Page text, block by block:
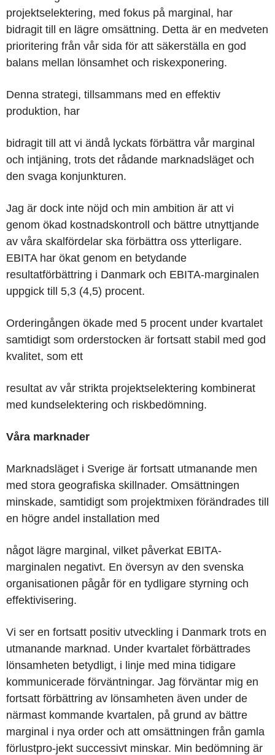
projektselektering, med fokus på marginal, har
bidragit till en lägre omsättning. Detta är en medveten
prioritering från vår sida för att säkerställa en god
balans mellan lönsamhet och riskexponering.
Denna strategi, tillsammans med en effektiv
produktion, har
bidragit till att vi ändå lyckats förbättra vår marginal
och intjäning, trots det rådande marknadsläget och
den svaga konjunkturen.
Jag är dock inte nöjd och min ambition är att vi
genom ökad kostnadskontroll och bättre utnyttjande
av våra skalfördelar ska förbättra oss ytterligare.
EBITA har ökat genom en betydande
resultatförbättring i Danmark och EBITA-marginalen
uppgick till 5,3 (4,5) procent.
Orderingången ökade med 5 procent under kvartalet
samtidigt som orderstocken är fortsatt stabil med god
kvalitet, som ett
resultat av vår strikta projektselektering kombinerat
med kundselektering och riskbedömning.
Våra marknader
Marknadsläget i Sverige är fortsatt utmanande men
med stora geografiska skillnader. Omsättningen
minskade, samtidigt som projektmixen förändrades till
en högre andel installation med
något lägre marginal, vilket påverkat EBITA-
marginalen negativt. En översyn av den svenska
organisationen pågår för en tydligare styrning och
effektivisering.
Vi ser en fortsatt positiv utveckling i Danmark trots en
utmanande marknad. Under kvartalet förbättrades
lönsamheten betydligt, i linje med mina tidigare
kommunicerade förväntningar. Jag förväntar mig en
fortsatt förbättring av lönsamheten även under de
närmast kommande kvartalen, på grund av bättre
marginal i nya order och att omsättningen från gamla
förlustpro-jekt successivt minskar. Min bedömning är